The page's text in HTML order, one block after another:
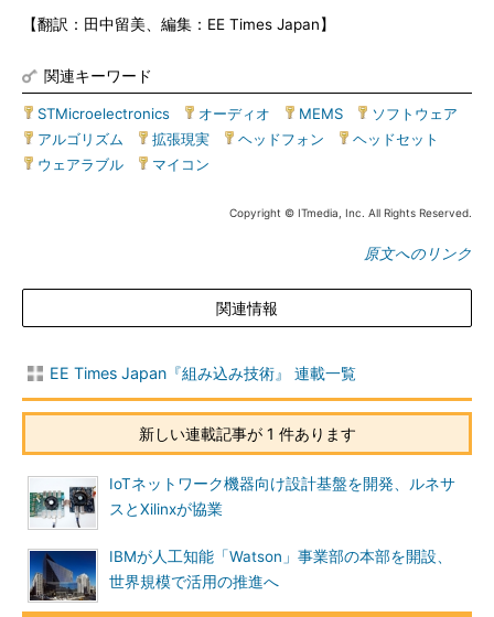
【翻訳：田中留美、編集：EE Times Japan】
関連キーワード
STMicroelectronics オーディオ MEMS ソフトウェア
アルゴリズム
拡張現実 ヘッドフォン ヘッドセット
ウェアラブル
マイコン
Copyright © ITmedia, Inc. All Rights Reserved.
原文へのリンク
関連情報
EE Times Japan『組み込み技術』 連載一覧
新しい連載記事が 1 件あります
IoTネットワーク機器向け設計基盤を開発、ルネサ
スとXilinxが協業
IBMが人工知能「Watson」事業部の本部を開設、
世界規模で活用の推進へ